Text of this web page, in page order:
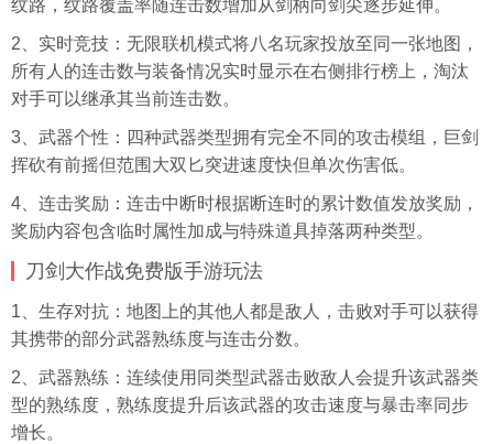
纹路，纹路覆盖率随连击数增加从剑柄向剑尖逐步延伸。
2、实时竞技：无限联机模式将八名玩家投放至同一张地图，
所有人的连击数与装备情况实时显示在右侧排行榜上，淘汰
对手可以继承其当前连击数。
3、武器个性：四种武器类型拥有完全不同的攻击模组，巨剑
挥砍有前摇但范围大双匕突进速度快但单次伤害低。
4、连击奖励：连击中断时根据断连时的累计数值发放奖励，
奖励内容包含临时属性加成与特殊道具掉落两种类型。
刀剑大作战免费版手游玩法
1、生存对抗：地图上的其他人都是敌人，击败对手可以获得
其携带的部分武器熟练度与连击分数。
2、武器熟练：连续使用同类型武器击败敌人会提升该武器类
型的熟练度，熟练度提升后该武器的攻击速度与暴击率同步
增长。